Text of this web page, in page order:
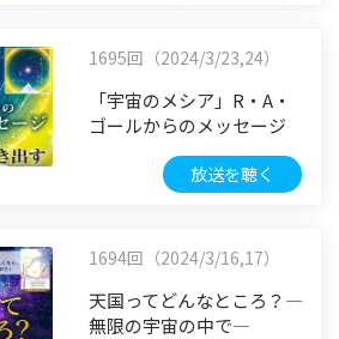
1695回（2024/3/23,24）
「宇宙のメシア」R・A・
ゴールからのメッセージ
放送を聴く
1694回（2024/3/16,17）
天国ってどんなところ？―
無限の宇宙の中で―